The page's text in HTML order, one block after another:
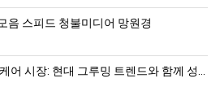
음 스피드 청불미디어 망원경
어 시장: 현대 그루밍 트렌드와 함께 성…